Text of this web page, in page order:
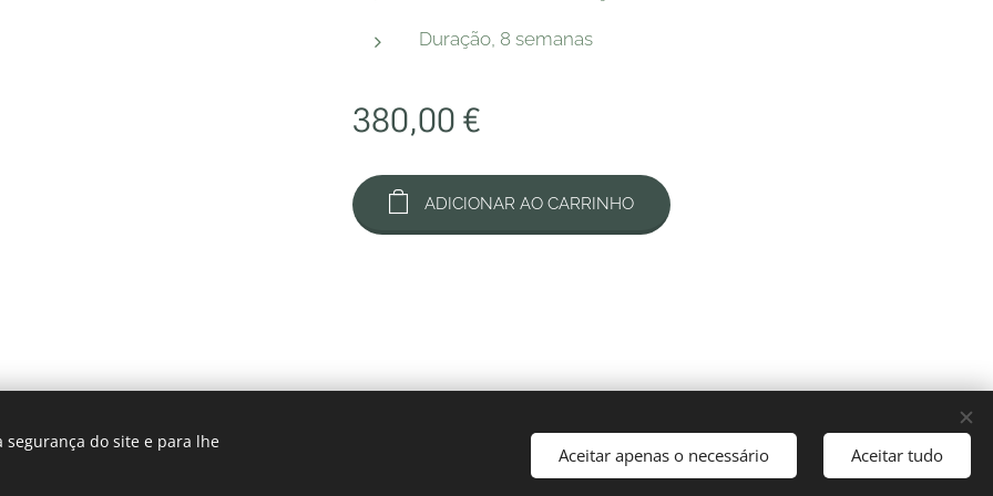
Duração, 8 semanas
380,00 €
ADICIONAR AO CARRINHO
Desenvolvido por Webnode
do site e para lhe
Aceitar apenas o necessário Aceitar tudo